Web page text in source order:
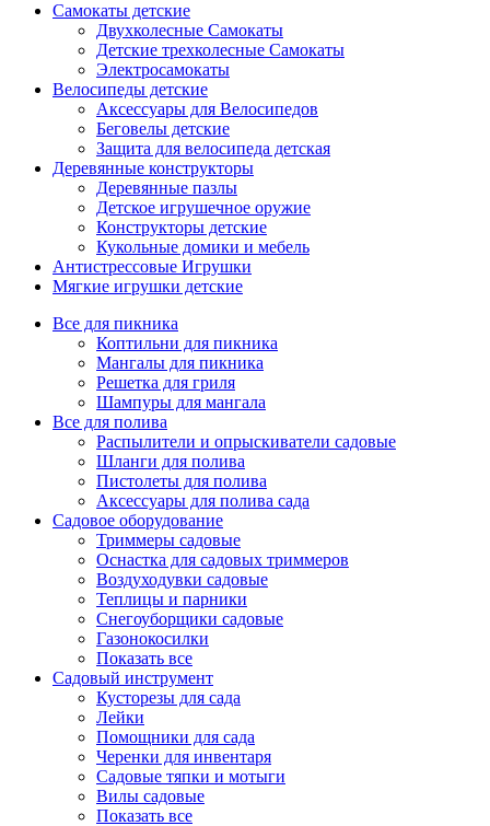
Самокаты детские
Двухколесные Cамокаты
Детские трехколесные Самокаты
Электросамокаты
Велосипеды детские
Аксессуары для Велосипедов
Беговелы детские
Защита для велосипеда детская
Деревянные конструкторы
Деревянные пазлы
Детское игрушечное оружие
Конструкторы детские
Кукольные домики и мебель
Антистрессовые Игрушки
Мягкие игрушки детские
Все для пикника
Коптильни для пикника
Мангалы для пикника
Решетка для гриля
Шампуры для мангала
Все для полива
Распылители и опрыскиватели садовые
Шланги для полива
Пистолеты для полива
Аксессуары для полива сада
Садовое оборудование
Триммеры садовые
Оснастка для садовых триммеров
Воздуходувки садовые
Теплицы и парники
Снегоуборщики садовые
Газонокосилки
Показать все
Садовый инструмент
Кусторезы для сада
Лейки
Помощники для сада
Черенки для инвентаря
Садовые тяпки и мотыги
Вилы садовые
Показать все